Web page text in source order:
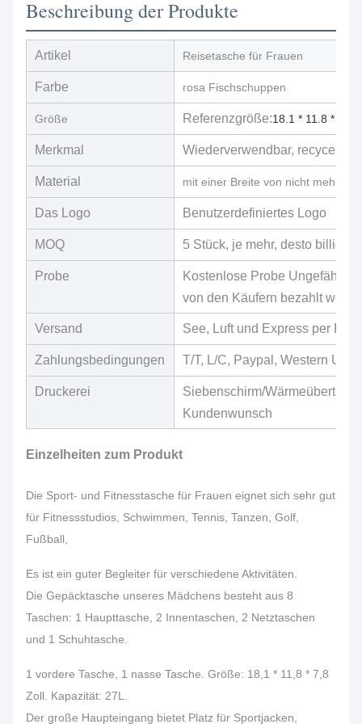
Beschreibung der Produkte
Artikel Reisetasche für Frauen
Farbe rosa Fischschuppen
Größe Referenzgröße:18.1 * 11.8 * 7.8
Merkmal Wiederverwendbar, recycelt,
Material mit einer Breite von nicht mehr als
Das Logo Benutzerdefiniertes Logo
MOQ 5 Stück, je mehr, desto billiger.
Probe
Kostenlose Probe Ungefähr
von den Käufern bezahlt
Versand See, Luft und Express per
Zahlungsbedingungen T/T, L/C, Paypal, Western
Druckerei
Siebenschirm/
Kundenwunsch
Einzelheiten zum Produkt
Die Sport- und Fitnesstasche für Frauen eignet sich sehr gut
für Fitnessstudios, Schwimmen, Tennis, Tanzen, Golf,
Fußball,
Es ist ein guter Begleiter für verschiedene Aktivitäten.
Die Gepäcktasche unseres Mädchens besteht aus 8
Taschen: 1 Haupttasche, 2 Innentaschen, 2 Netztaschen
und 1 Schuhtasche.
1 vordere Tasche, 1 nasse Tasche. Größe: 18,1 * 11,8 * 7,8
Zoll. Kapazität: 27L.
Der große Haupteingang bietet Platz für Sportjacken,